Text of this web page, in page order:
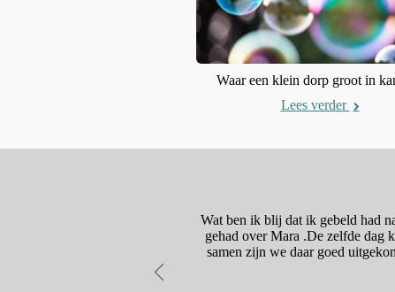
Waar een klein dorp groot in
Lees verder
Wat ben ik blij dat ik gebeld had
gehad over Mara .De zelfde dag
samen zijn we daar goed